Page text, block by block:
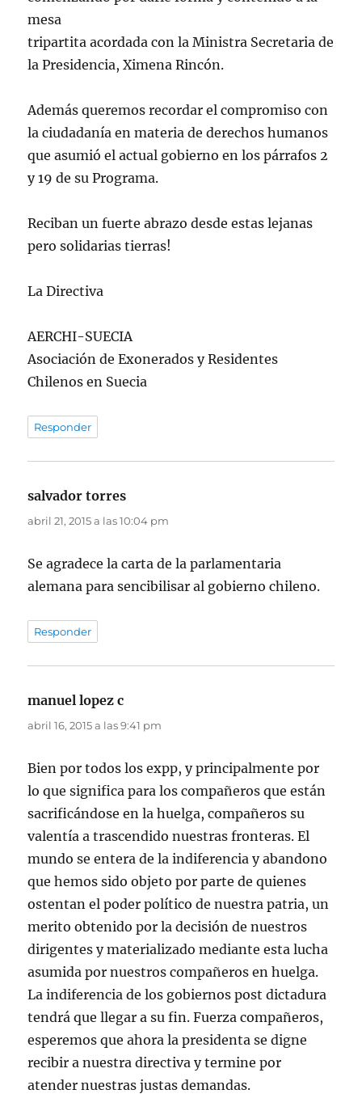
mesa
tripartita acordada con la Ministra Secretaria de
la Presidencia, Ximena Rincón.
Además queremos recordar el compromiso con
la ciudadanía en materia de derechos humanos
que asumió el actual gobierno en los párrafos 2
y 19 de su Programa.
Reciban un fuerte abrazo desde estas lejanas
pero solidarias tierras!
La Directiva
AERCHI-SUECIA
Asociación de Exonerados y Residentes
Chilenos en Suecia
Responder
salvador torres
abril 21, 2015 a las 10:04 pm
Se agradece la carta de la parlamentaria
alemana para sencibilisar al gobierno chileno.
Responder
manuel lopez c
abril 16, 2015 a las 9:41 pm
Bien por todos los expp, y principalmente por
lo que significa para los compañeros que están
sacrificándose en la huelga, compañeros su
valentía a trascendido nuestras fronteras. El
mundo se entera de la indiferencia y abandono
que hemos sido objeto por parte de quienes
ostentan el poder político de nuestra patria, un
merito obtenido por la decisión de nuestros
dirigentes y materializado mediante esta lucha
asumida por nuestros compañeros en huelga.
La indiferencia de los gobiernos post dictadura
tendrá que llegar a su fin. Fuerza compañeros,
esperemos que ahora la presidenta se digne
recibir a nuestra directiva y termine por
atender nuestras justas demandas.